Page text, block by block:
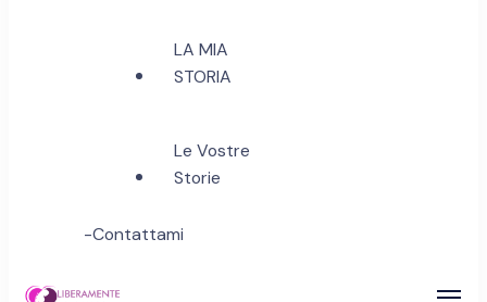
LA MIA
STORIA
Le Vostre
Storie
-Contattami